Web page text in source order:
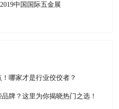
中国国际五金展
哪家才是行业佼佼者？
牌？这里为你揭晓热门之选！